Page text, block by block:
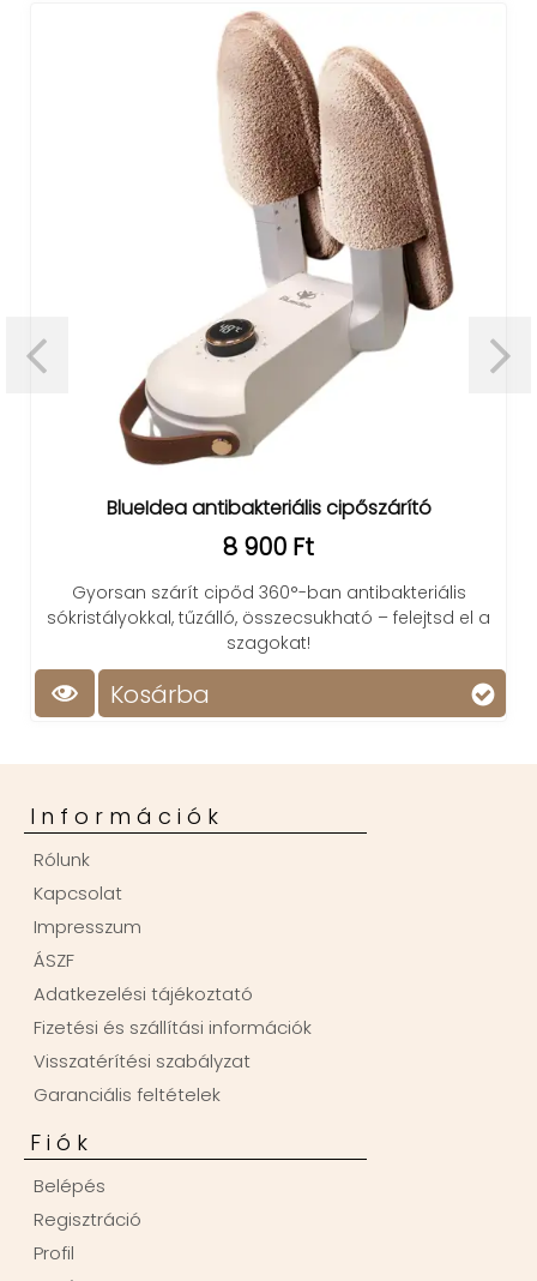
BlueIdea antibakteriális cipőszárító
8 900 Ft
Gyorsan szárít cipőd 360°-ban antibakteriális
sókristályokkal, tűzálló, összecsukható – felejtsd el a
szagokat!
Kosárba
Információk
Rólunk
Kapcsolat
Impresszum
ÁSZF
Adatkezelési tájékoztató
Fizetési és szállítási információk
Visszatérítési szabályzat
Garanciális feltételek
Fiók
Belépés
Regisztráció
Profil